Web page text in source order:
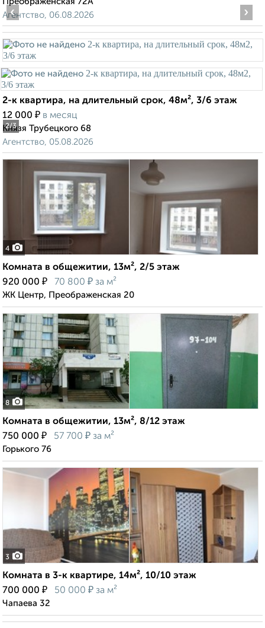
Агентство, 06.08.2026
2/3
‹ ›
2-к квартира, на длительный срок, 48м², 3/6 этаж
12 000 ₽ в месяц
Князя Трубецкого 68
Агентство, 05.08.2026
4
Комната в общежитии, 13м², 2/5 этаж
920 000 ₽ 70 800 ₽ за м²
ЖК Центр, Преображенская 20
8
Комната в общежитии, 13м², 8/12 этаж
750 000 ₽ 57 700 ₽ за м²
Горького 76
3
Комната в 3-к квартире, 14м², 10/10 этаж
700 000 ₽ 50 000 ₽ за м²
Чапаева 32